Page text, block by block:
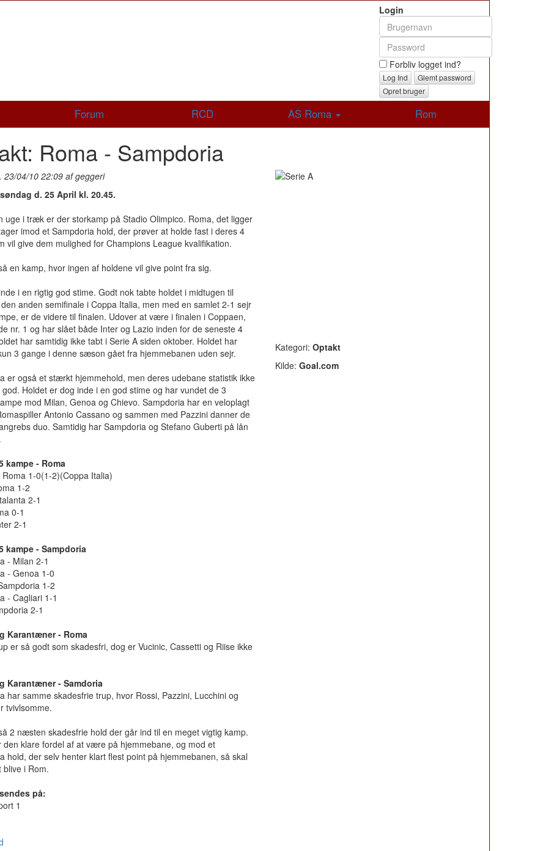
Login
Forbliv logget ind?
Glemt password
Opret bruger
Forum RCD AS Roma Rom
Roma - Sampdoria
Kategori: Optakt
Kilde: Goal.com
23/04/10 22:09 af geggeri
d. 25 April kl. 20.45.
uge i træk er der storkamp på Stadio Olimpico. Roma, det ligger
imod et Sampdoria hold, der prøver at holde fast i deres 4
vil give dem mulighed for Champions League kvalifikation.
en kamp, hvor ingen af holdene vil give point fra sig.
i en rigtig god stime. Godt nok tabte holdet i midtugen til
anden semifinale i Coppa Italia, men med en samlet 2-1 sejr
er de videre til finalen. Udover at være i finalen i Coppaen,
nr. 1 og har slået både Inter og Lazio inden for de seneste 4
har samtidig ikke tabt i Serie A siden oktober. Holdet har
3 gange i denne sæson gået fra hjemmebanen uden sejr.
er også et stærkt hjemmehold, men deres udebane statistik ikke
Holdet er dog inde i en god stime og har vundet de 3
mod Milan, Genoa og Chievo. Sampdoria har en veloplagt
Antonio Cassano og sammen med Pazzini danner de
duo. Samtidig har Sampdoria og Stefano Guberti på lån
kampe - Roma
Roma 1-0(1-2)(Coppa Italia)
1-2
2-1
0-1
2-1
kampe - Sampdoria
- Milan 2-1
- Genoa 1-0
1-2
- Cagliari 1-1
2-1
Karantæner - Roma
er så godt som skadesfri, dog er Vucinic, Cassetti og Riise ikke
Karantæner - Samdoria
har samme skadesfrie trup, hvor Rossi, Pazzini, Lucchini og
tvivlsomme.
2 næsten skadesfrie hold der går ind til en meget vigtig kamp.
den klare fordel af at være på hjemmebane, og mod et
hold, der selv henter klart flest point på hjemmebanen, så skal
blive i Rom.
på:
1